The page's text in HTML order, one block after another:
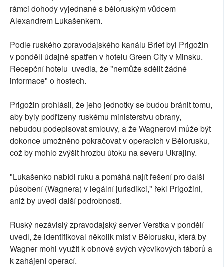
rámci dohody vyjednané s běloruským vůdcem
Alexandrem Lukašenkem.
Podle ruského zpravodajského kanálu Brief byl Prigožin
v pondělí údajně spatřen v hotelu Green City v Minsku.
Recepční hotelu uvedla, že "nemůže sdělit žádné
informace" o hostech.
Prigožin prohlásil, že jeho jednotky se budou bránit tomu,
aby byly podřízeny ruskému ministerstvu obrany,
nebudou podepisovat smlouvy, a že Wagnerovi může být
dokonce umožněno pokračovat v operacích v Bělorusku,
což by mohlo zvýšit hrozbu útoku na severu Ukrajiny.
"Lukašenko nabídl ruku a pomáhá najít řešení pro další
působení (Wagnera) v legální jurisdikci," řekl Prigožinl,
aniž by uvedl další podrobnosti.
Ruský nezávislý zpravodajský server Verstka v pondělí
uvedl, že identifikoval několik míst v Bělorusku, která by
Wagner mohl využít k obnově svých výcvikových táborů a
k zahájení operací.